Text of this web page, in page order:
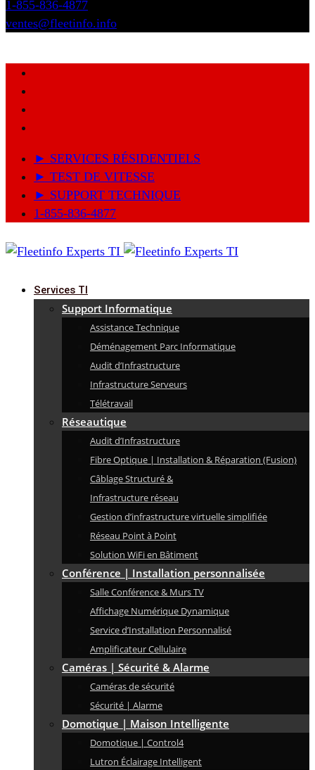
1-855-836-4877
ventes@fleetinfo.info
► SERVICES RÉSIDENTIELS
► TEST DE VITESSE
► SUPPORT TECHNIQUE
1-855-836-4877
Services TI
Support Informatique
Assistance Technique
Déménagement Parc Informatique
Audit d’Infrastructure
Infrastructure Serveurs
Télétravail
Réseautique
Audit d’Infrastructure
Fibre Optique | Installation & Réparation (Fusion)
Câblage Structuré &
Infrastructure réseau
Gestion d’infrastructure virtuelle simplifiée
Réseau Point à Point
Solution WiFi en Bâtiment
Conférence | Installation personnalisée
Salle Conférence & Murs TV
Affichage Numérique Dynamique
Service d’Installation Personnalisé
Amplificateur Cellulaire
Caméras | Sécurité & Alarme
Caméras de sécurité
Sécurité | Alarme
Domotique | Maison Intelligente
Domotique | Control4
Lutron Éclairage Intelligent